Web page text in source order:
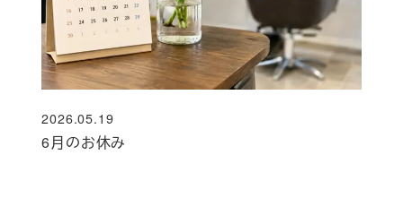
6月のお休み
投稿日
2026.05.19